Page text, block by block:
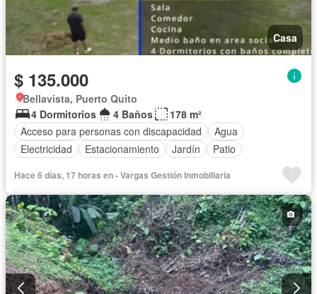
Casa
$ 135.000
Bellavista, Puerto Quito
4 Dormitorios
4 Baños
178 m²
Acceso para personas con discapacidad
Agua
Electricidad
Estacionamiento Jardín Patio
Hace 6 días, 17 horas en - Vargas Gestión Inmobiliaria